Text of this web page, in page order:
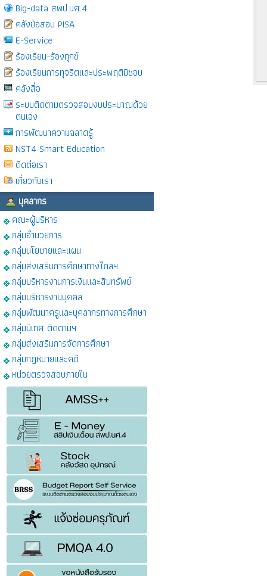
Big-data สพป.นศ.4
คลังข้อสอบ PISA
E-Service
ร้องเรียน-ร้องทุกข์
ร้องเรียนการทุจริตและประพฤติมิชอบ
คลังสื่อ
ระบบติดตามตรวจสอบงบประมาณด้วย
ตนเอง
การพัฒนาความฉลาดรู้
NST4 Smart Education
ติดต่อเรา
เกี่ยวกับเรา
บุคลากร
คณะผู้บริหาร
กลุ่มอำนวยการ
กลุ่มนโยบายและแผน
กลุ่มส่งเสริมการศึกษาทางไกลฯ
กลุ่มบริหารงานการเงินและสินทรัพย์
กลุ่มบริหารงานบุคคล
กลุ่มพัฒนาครูและบุคลากรทางการศึกษา
กลุ่มนิเทศ ติดตามฯ
กลุ่มส่งเสริมการจัดการศึกษา
กลุ่มกฎหมายและคดี
หน่วยตรวจสอบภายใน